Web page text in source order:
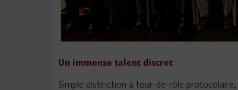
Un immense talent discret
Simple distinction à tour-de-rôle